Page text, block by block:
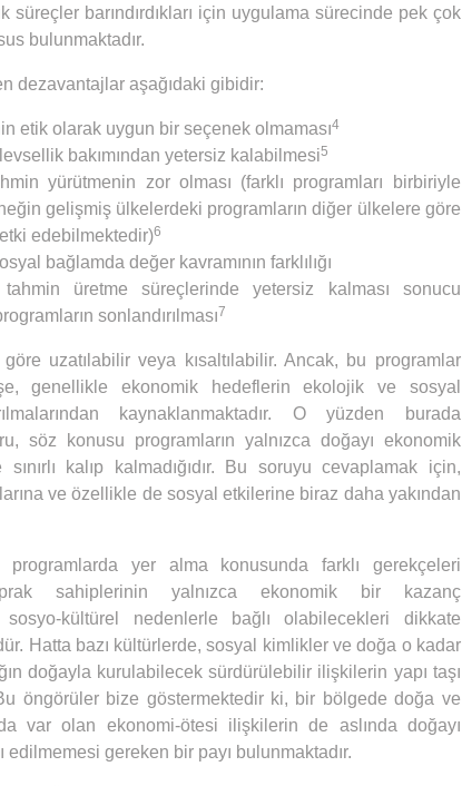
süreçler barındırdıkları için uygulama sürecinde pek çok
bulunmaktadır.
dezavantajlar aşağıdaki gibidir:
etik olarak uygun bir seçenek olmaması4
bakımından yetersiz kalabilmesi5
yürütmenin zor olması (farklı programları birbiriyle
gelişmiş ülkelerdeki programların diğer ülkelere göre
edebilmektedir)6
bağlamda değer kavramının farklılığı
tahmin üretme süreçlerinde yetersiz kalması sonucu
sonlandırılması7
uzatılabilir veya kısaltılabilir. Ancak, bu programlar
genellikle ekonomik hedeflerin ekolojik ve sosyal
kaynaklanmaktadır. O yüzden burada
söz konusu programların yalnızca doğayı ekonomik
kalıp kalmadığıdır. Bu soruyu cevaplamak için,
ve özellikle de sosyal etkilerine biraz daha yakından
yer alma konusunda farklı gerekçeleri
sahiplerinin yalnızca ekonomik bir kazanç
sosyo-kültürel nedenlerle bağlı olabilecekleri dikkate
Hatta bazı kültürlerde, sosyal kimlikler ve doğa o kadar
doğayla kurulabilecek sürdürülebilir ilişkilerin yapı taşı
öngörüler bize göstermektedir ki, bir bölgede doğa ve
var olan ekonomi-ötesi ilişkilerin de aslında doğayı
edilmemesi gereken bir payı bulunmaktadır.